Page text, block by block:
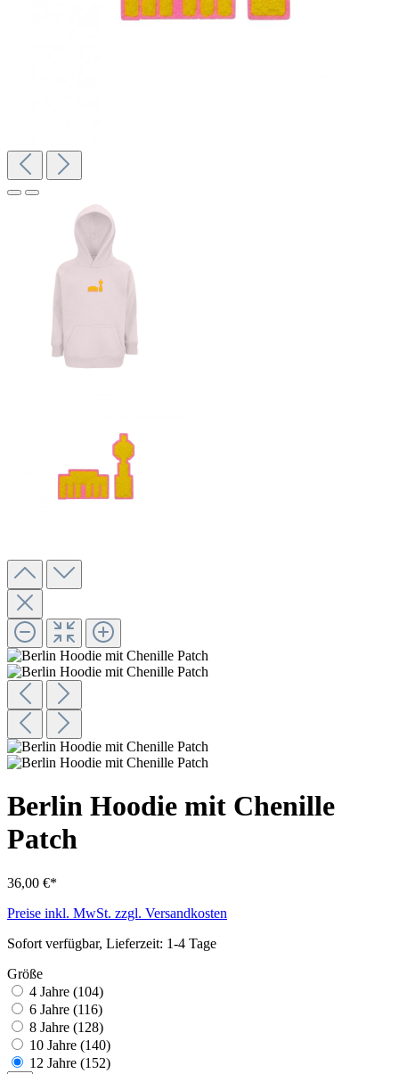
Berlin Hoodie mit Chenille
Patch
36,00 €*
Preise inkl. MwSt. zzgl. Versandkosten
Sofort verfügbar, Lieferzeit: 1-4 Tage
Größe
4 Jahre (104)
6 Jahre (116)
8 Jahre (128)
10 Jahre (140)
12 Jahre (152)